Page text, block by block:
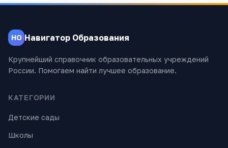
НО Навигатор Образования
Крупнейший справочник образовательных учреждений
России. Помогаем найти лучшее образование.
КАТЕГОРИИ
Детские сады
Школы